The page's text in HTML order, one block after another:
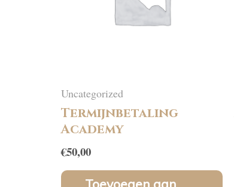
Uncategorized
Termijnbetaling
Academy
€50,00